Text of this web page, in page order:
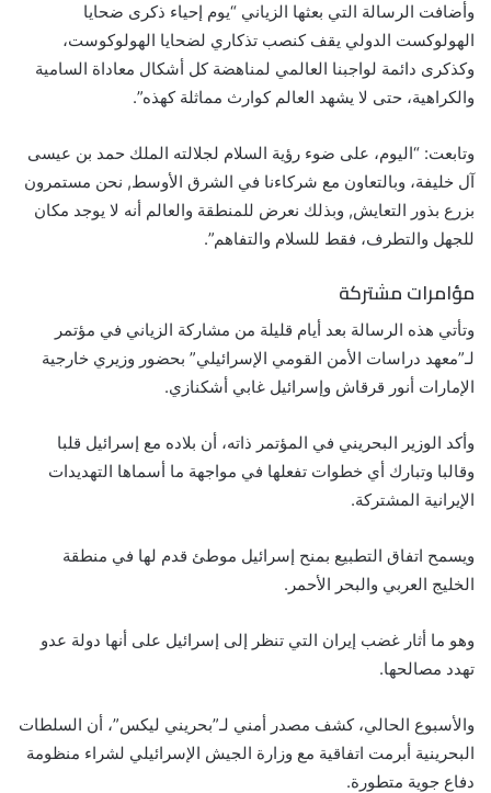
وأضافت الرسالة التي بعثها الزياني “يوم إحياء ذكرى ضحايا
الهولوكست الدولي يقف كنصب تذكاري لضحايا الهولوكوست،
وكذكرى دائمة لواجبنا العالمي لمناهضة كل أشكال معاداة السامية
والكراهية، حتى لا يشهد العالم كوارث مماثلة كهذه”.
وتابعت: “اليوم، على ضوء رؤية السلام لجلالته الملك حمد بن عيسى
آل خليفة، وبالتعاون مع شركاءنا في الشرق الأوسط, نحن مستمرون
بزرع بذور التعايش, وبذلك نعرض للمنطقة والعالم أنه لا يوجد مكان
للجهل والتطرف، فقط للسلام والتفاهم”.
مؤامرات مشتركة
وتأتي هذه الرسالة بعد أيام قليلة من مشاركة الزياني في مؤتمر
لـ”معهد دراسات الأمن القومي الإسرائيلي” بحضور وزيري خارجية
الإمارات أنور قرقاش وإسرائيل غابي أشكنازي.
وأكد الوزير البحريني في المؤتمر ذاته، أن بلاده مع إسرائيل قلبا
وقالبا وتبارك أي خطوات تفعلها في مواجهة ما أسماها التهديدات
الإيرانية المشتركة.
ويسمح اتفاق التطبيع بمنح إسرائيل موطئ قدم لها في منطقة
الخليج العربي والبحر الأحمر.
وهو ما أثار غضب إيران التي تنظر إلى إسرائيل على أنها دولة عدو
تهدد مصالحها.
والأسبوع الحالي، كشف مصدر أمني لـ”بحريني ليكس”، أن السلطات
البحرينية أبرمت اتفاقية مع وزارة الجيش الإسرائيلي لشراء منظومة
دفاع جوية متطورة.